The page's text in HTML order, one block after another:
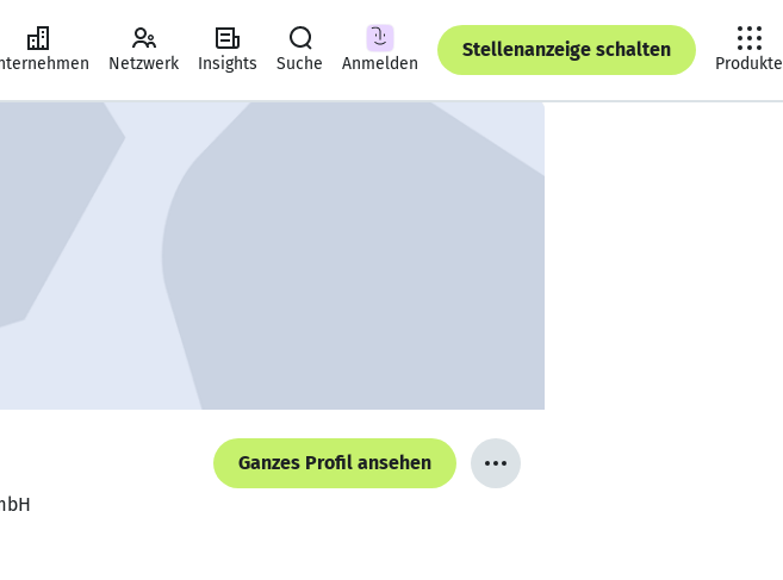
Netzwerk Insights Suche Anmelden
Stellenanzeige schalten
Produkte
Ganzes Profil ansehen